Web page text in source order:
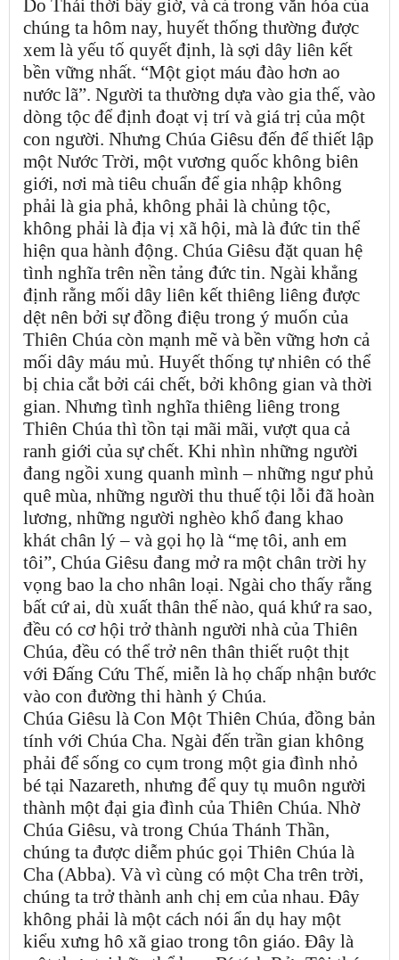
Do Thái thời bấy giờ, và cả trong văn hóa của
chúng ta hôm nay, huyết thống thường được
xem là yếu tố quyết định, là sợi dây liên kết
bền vững nhất. “Một giọt máu đào hơn ao
nước lã”. Người ta thường dựa vào gia thế, vào
dòng tộc để định đoạt vị trí và giá trị của một
con người. Nhưng Chúa Giêsu đến để thiết lập
một Nước Trời, một vương quốc không biên
giới, nơi mà tiêu chuẩn để gia nhập không
phải là gia phả, không phải là chủng tộc,
không phải là địa vị xã hội, mà là đức tin thể
hiện qua hành động. Chúa Giêsu đặt quan hệ
tình nghĩa trên nền tảng đức tin. Ngài khẳng
định rằng mối dây liên kết thiêng liêng được
dệt nên bởi sự đồng điệu trong ý muốn của
Thiên Chúa còn mạnh mẽ và bền vững hơn cả
mối dây máu mủ. Huyết thống tự nhiên có thể
bị chia cắt bởi cái chết, bởi không gian và thời
gian. Nhưng tình nghĩa thiêng liêng trong
Thiên Chúa thì tồn tại mãi mãi, vượt qua cả
ranh giới của sự chết. Khi nhìn những người
đang ngồi xung quanh mình – những ngư phủ
quê mùa, những người thu thuế tội lỗi đã hoàn
lương, những người nghèo khổ đang khao
khát chân lý – và gọi họ là “mẹ tôi, anh em
tôi”, Chúa Giêsu đang mở ra một chân trời hy
vọng bao la cho nhân loại. Ngài cho thấy rằng
bất cứ ai, dù xuất thân thế nào, quá khứ ra sao,
đều có cơ hội trở thành người nhà của Thiên
Chúa, đều có thể trở nên thân thiết ruột thịt
với Đấng Cứu Thế, miễn là họ chấp nhận bước
vào con đường thi hành ý Chúa.
Chúa Giêsu là Con Một Thiên Chúa, đồng bản
tính với Chúa Cha. Ngài đến trần gian không
phải để sống co cụm trong một gia đình nhỏ
bé tại Nazareth, nhưng để quy tụ muôn người
thành một đại gia đình của Thiên Chúa. Nhờ
Chúa Giêsu, và trong Chúa Thánh Thần,
chúng ta được diễm phúc gọi Thiên Chúa là
Cha (Abba). Và vì cùng có một Cha trên trời,
chúng ta trở thành anh chị em của nhau. Đây
không phải là một cách nói ẩn dụ hay một
kiểu xưng hô xã giao trong tôn giáo. Đây là